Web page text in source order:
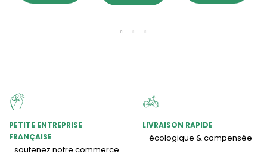
PETITE ENTREPRISE
FRANÇAISE
soutenez notre commerce
LIVRAISON RAPIDE
écologique & compensée